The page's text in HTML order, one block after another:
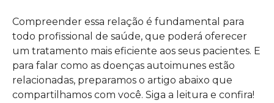
Compreender essa relação é fundamental para
todo profissional de saúde, que poderá oferecer
um tratamento mais eficiente aos seus pacientes. E
para falar como as doenças autoimunes estão
relacionadas, preparamos o artigo abaixo que
compartilhamos com você. Siga a leitura e confira!